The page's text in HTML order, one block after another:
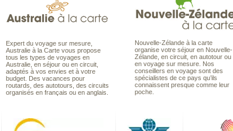
Expert du voyage sur mesure,
Australie à la Carte vous propose
tous les types de voyages en
Australie, en séjour ou en circuit,
adaptés à vos envies et à votre
budget. Des vacances pour
routards, des autotours, des circuits
organisés en français ou en anglais.
Nouvelle-Zélande à la carte
organise votre séjour en Nouvelle-
Zélande, en circuit, en autotour ou
en voyage sur mesure. Nos
conseillers en voyage sont des
spécialistes de ce pays qu’ils
connaissent presque comme leur
poche.